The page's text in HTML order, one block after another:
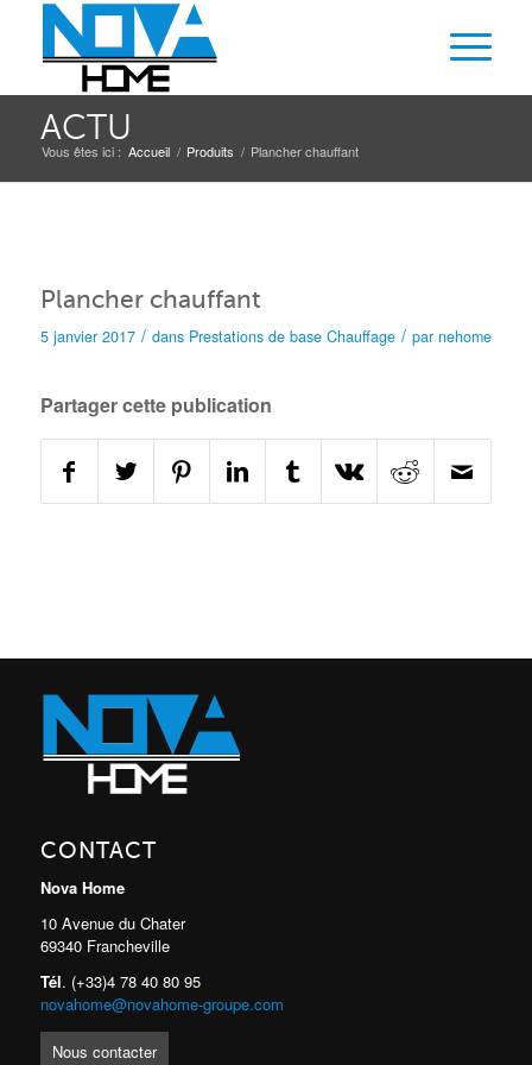
ACTU
Vous êtes ici : Accueil / Produits / Plancher chauffant
Plancher chauffant
5 janvier 2017 / dans Prestations de base Chauffage / par nehome
Partager cette publication
CONTACT
Nova Home
10 Avenue du Chater
69340 Francheville
Tél. (+33)4 78 40 80 95
novahome@novahome-groupe.com
Nous contacter